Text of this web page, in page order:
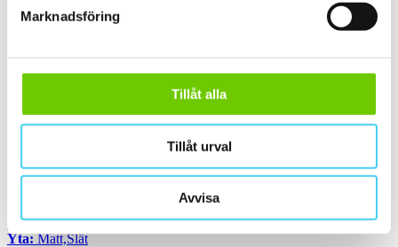
Marknadsföring
Tillåt alla
Tillåt urval
Avvisa
Storlek:
15x15 cm
Yta:Matt,Slät
Storlek:30x30 cm
Yta:
Storlek:30x30 cm
Yta:Matt,Slät